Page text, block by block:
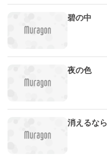
碧の中
夜の色
消えるなら